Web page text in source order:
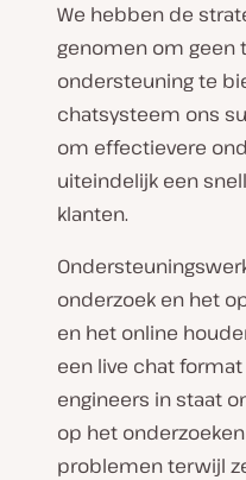
We hebben de
genomen om geen
ondersteuning te
chatsysteem ons
om effectievere
uiteindelijk een
klanten.
onderzoek en het
en het online
een live chat
engineers in staat
op het
problemen terwijl